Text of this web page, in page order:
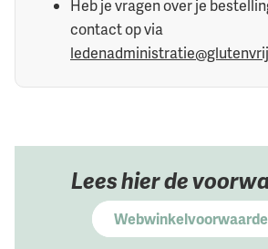
Heb je vragen over je
contact op via
Lees hier de